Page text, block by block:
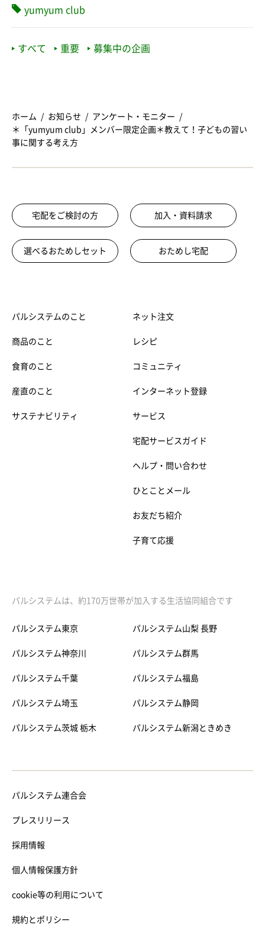
yumyum club
すべて 重要 募集中の企画
ホーム お知らせ
アンケート・モニター
＊「yumyum club」メンバー限定企画＊教えて！子どもの習い
事に関する考え方
宅配をご検討の方 加入・資料請求
選べるおためしセット おためし宅配
パルシステムのこと
商品のこと
食育のこと
産直のこと
サステナビリティ
ネット注文
レシピ
コミュニティ
インターネット登録
サービス
宅配サービスガイド
ヘルプ・問い合わせ
ひとことメール
お友だち紹介
子育て応援
パルシステムは、約170万世帯が加入する生活協同組合です
パルシステム東京
パルシステム神奈川
パルシステム千葉
パルシステム埼玉
パルシステム茨城 栃木
パルシステム山梨 長野
パルシステム群馬
パルシステム福島
パルシステム静岡
パルシステム新潟ときめき
パルシステム連合会
プレスリリース
採用情報
個人情報保護方針
cookie等の利用について
規約とポリシー